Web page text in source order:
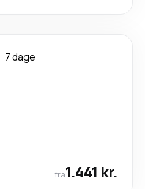
7 dage
fra1.441 kr.